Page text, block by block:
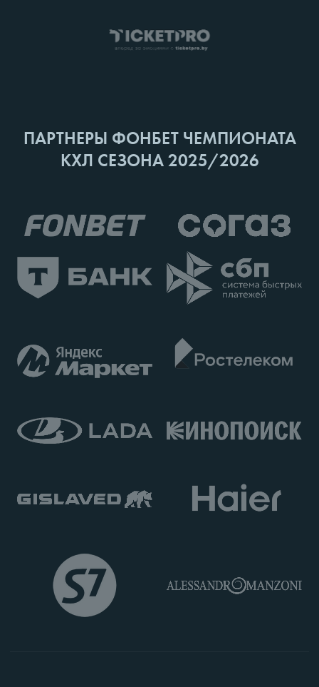
ПАРТНЕРЫ ФОНБЕТ ЧЕМПИОНАТА
КХЛ СЕЗОНА 2025/2026